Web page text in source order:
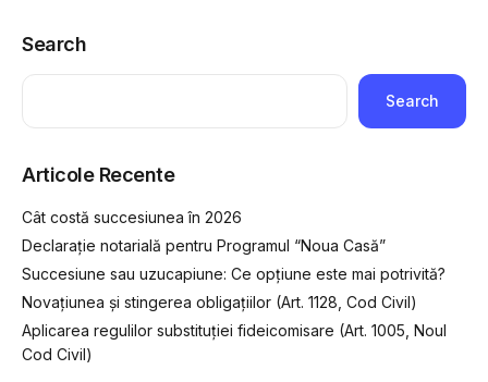
Search
Search
Articole Recente
Cât costă succesiunea în 2026
Declarație notarială pentru Programul “Noua Casă”
Succesiune sau uzucapiune: Ce opțiune este mai potrivită?
Novațiunea și stingerea obligațiilor (Art. 1128, Cod Civil)
Aplicarea regulilor substituției fideicomisare (Art. 1005, Noul
Cod Civil)